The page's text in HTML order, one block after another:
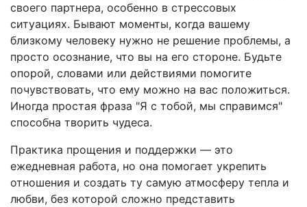
своего партнера, особенно в стрессовых
ситуациях. Бывают моменты, когда вашему
близкому человеку нужно не решение проблемы, а
просто осознание, что вы на его стороне. Будьте
опорой, словами или действиями помогите
почувствовать, что ему можно на вас положиться.
Иногда простая фраза "Я с тобой, мы справимся"
способна творить чудеса.
Практика прощения и поддержки — это
ежедневная работа, но она помогает укрепить
отношения и создать ту самую атмосферу тепла и
любви, без которой сложно представить